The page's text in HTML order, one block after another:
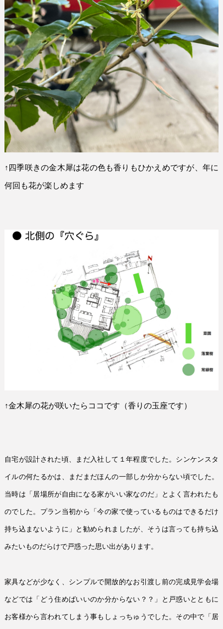
↑ 四季咲きの金木犀は花の色も香りもひかえめですが、年に
何回も花が楽しめます
↑金木犀の花が咲いたらココです（香りの玉座です）
自宅が設計された頃、まだ入社して１年程度でした。シンケンスタ
イルの何たるかは、まだまだほんの一部しか分からない頃でした。
当時は「居場所が自由になる家がいい家なのだ」とよく言われたも
のでした。プラン当初から「今の家で使っているものはできるだけ
持ち込まないように」と勧められましたが、そうは言っても持ち込
みたいものだらけで戸惑った思い出があります。
家具などが少なく、シンプルで開放的なお引渡し前の完成見学会場
などでは「どう住めばいいのか分からない？？」と戸惑いとともに
お客様から言われてしまう事もしょっちゅうでした。その中で「居